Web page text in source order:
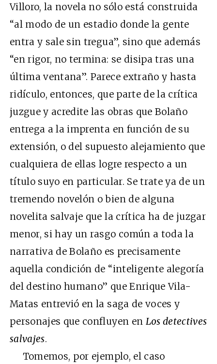
Villoro, la novela no sólo está construida
“al modo de un estadio donde la gente
entra y sale sin tregua”, sino que además
“en rigor, no termina: se disipa tras una
última ventana”. Parece extraño y hasta
ridículo, entonces, que parte de la crítica
juzgue y acredite las obras que Bolaño
entrega a la imprenta en función de su
extensión, o del supuesto alejamiento que
cualquiera de ellas logre respecto a un
título suyo en particular. Se trate ya de un
tremendo novelón o bien de alguna
novelita salvaje que la crítica ha de juzgar
menor, si hay un rasgo común a toda la
narrativa de Bolaño es precisamente
aquella condición de “inteligente alegoría
del destino humano” que Enrique Vila-
Matas entrevió en la saga de voces y
personajes que confluyen en Los detectives
salvajes.
Tomemos, por ejemplo, el caso